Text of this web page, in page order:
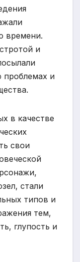
времени.
и
проблемах и
в качестве
свои
стали
типов и
тем,
глупость и